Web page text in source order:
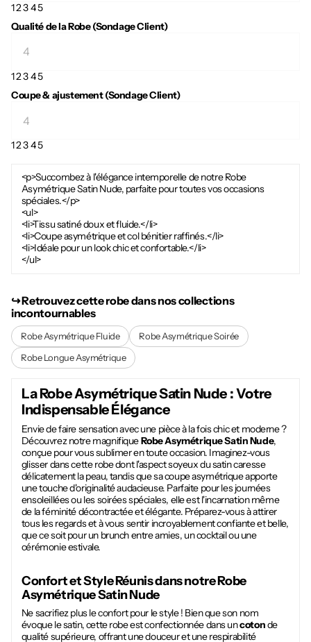
12345
Qualité de la Robe (Sondage Client)
12345
Coupe & ajustement (Sondage Client)
12345
<p>Succombez à l'élégance intemporelle de notre Robe
Asymétrique Satin Nude, parfaite pour toutes vos occasions
spéciales.</p>
<ul>
<li>Tissu satiné doux et fluide.</li>
<li>Coupe asymétrique et col bénitier raffinés.</li>
<li>Idéale pour un look chic et confortable.</li>
</ul>
↪︎ Retrouvez cette robe dans nos collections
incontournables
Robe Asymétrique Fluide
Robe Asymétrique Soirée
Robe Longue Asymétrique
LaRobe Asymétrique Satin Nude: Votre
Indispensable Élégance
Envie de faire sensation avec une pièce à la fois chic et moderne ?
Découvrez notre magnifiqueRobe Asymétrique Satin Nude,
conçue pour vous sublimer en toute occasion. Imaginez-vous
glisser dans cette robe dont l'aspect soyeux du satin caresse
délicatement la peau, tandis que sa coupe asymétrique apporte
une touche d'originalité audacieuse. Parfaite pour les journées
ensoleillées ou les soirées spéciales, elle est l'incarnation même
de la féminité décontractée et élégante. Préparez-vous à attirer
tous les regards et à vous sentir incroyablement confiante et belle,
que ce soit pour un brunch entre amies, un cocktail ou une
cérémonie estivale.
Confort et Style Réunis dans notreRobe
Asymétrique Satin Nude
Ne sacrifiez plus le confort pour le style ! Bien que son nom
évoque le satin, cette robe est confectionnée dans uncotonde
qualité supérieure, offrant une douceur et une respirabilité